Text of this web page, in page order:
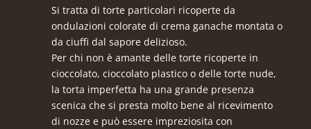
Si tratta di torte particolari ricoperte da
ondulazioni colorate di crema ganache montata o
da ciuffi dal sapore delizioso.
Per chi non è amante delle torte ricoperte in
cioccolato, cioccolato plastico o delle torte nude,
la torta imperfetta ha una grande presenza
scenica che si presta molto bene al ricevimento
di nozze e può essere impreziosita con